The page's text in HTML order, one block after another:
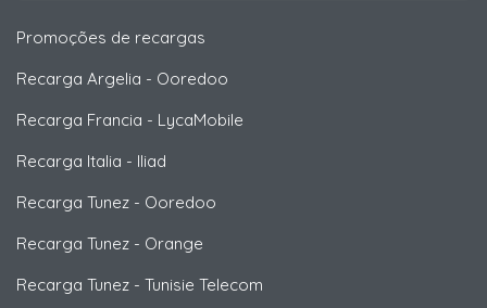
Promoções de recargas
Recarga Argelia - Ooredoo
Recarga Francia - LycaMobile
Recarga Italia - Iliad
Recarga Tunez - Ooredoo
Recarga Tunez - Orange
Recarga Tunez - Tunisie Telecom